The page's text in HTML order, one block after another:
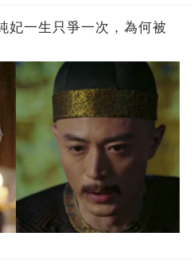
妃一生只爭一次，為何被